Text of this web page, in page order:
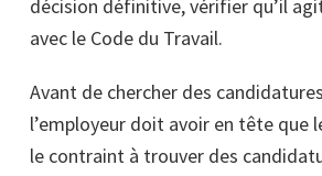
décision définitive, vérifier qu’il
avec le Code du Travail.
Avant de chercher des
l’employeur doit avoir en tête que
le contraint à trouver des